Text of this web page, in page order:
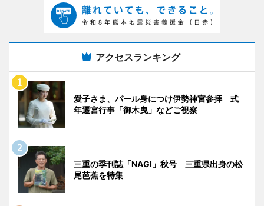
アクセスランキング
愛子さま、パール身につけ伊勢神宮参拝 式
年遷宮行事「御木曳」などご視察
三重の季刊誌「NAGI」秋号 三重県出身の松
尾芭蕉を特集